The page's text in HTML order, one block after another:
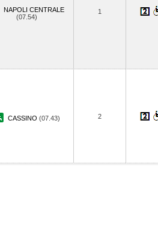
NAPOLI CENTRALE
(07.54)
1
CASSINO (07.43) 2